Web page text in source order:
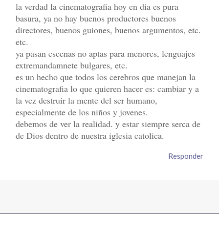
la verdad la cinematografia hoy en dia es pura
basura, ya no hay buenos productores buenos
directores, buenos guiones, buenos argumentos, etc.
etc.
ya pasan escenas no aptas para menores, lenguajes
extremandamnete bulgares, etc.
es un hecho que todos los cerebros que manejan la
cinematografia lo que quieren hacer es: cambiar y a
la vez destruir la mente del ser humano,
especialmente de los niños y jovenes.
debemos de ver la realidad. y estar siempre serca de
de Dios dentro de nuestra iglesia catolica.
Responder